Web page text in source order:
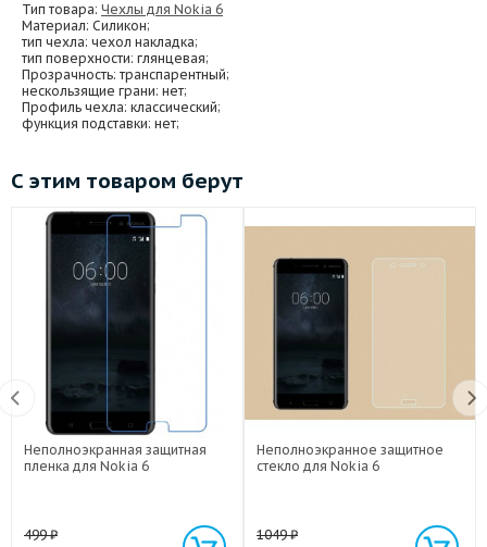
Тип товара: Чехлы для Nokia 6
Материал: Силикон;
тип чехла: чехол накладка;
тип поверхности: глянцевая;
Прозрачность: транспарентный;
нескользящие грани: нет;
Профиль чехла: классический;
функция подставки: нет;
С этим товаром берут
Неполноэкранная защитная
пленка для Nokia 6
499₽
Неполноэкранное защитное
стекло для Nokia 6
1049₽